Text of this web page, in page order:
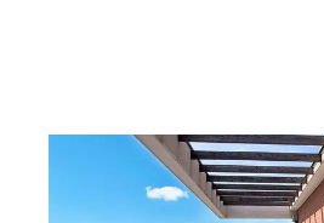
LYON 69008
, 3 pièces